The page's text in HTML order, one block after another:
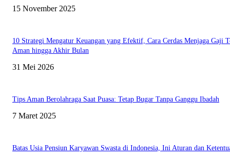
15 November 2025
10 Strategi Mengatur Keuangan yang Efektif, Cara Cerdas Menjaga Gaji
Aman hingga Akhir Bulan
31 Mei 2026
Tips Aman Berolahraga Saat Puasa: Tetap Bugar Tanpa Ganggu Ibadah
7 Maret 2025
Batas Usia Pensiun Karyawan Swasta di Indonesia, Ini Aturan dan